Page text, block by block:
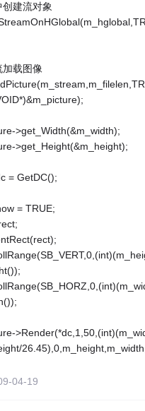
创建流对象
加载图像
>get_Width(&m_width);
>get_Height(&m_height);
= GetDC();
= TRUE;
04-19